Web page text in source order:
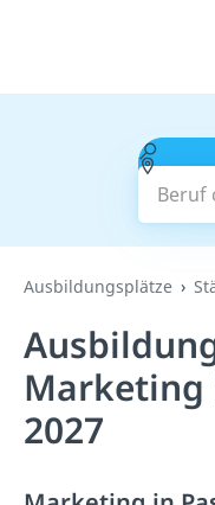
Beruf
Ausbildungsplätze
Marketing
2027